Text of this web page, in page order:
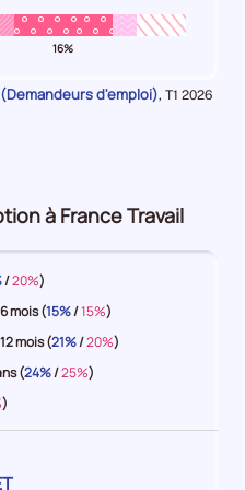
9%
49
54 ans
8%
Hommes
49
16%
Hommes
54
Hommes
ans
d'emploi), Données
T1 2026
à France Travail
/20%)
mois (15%/15%)
mois (21%/20%)
(24%/25%)
)